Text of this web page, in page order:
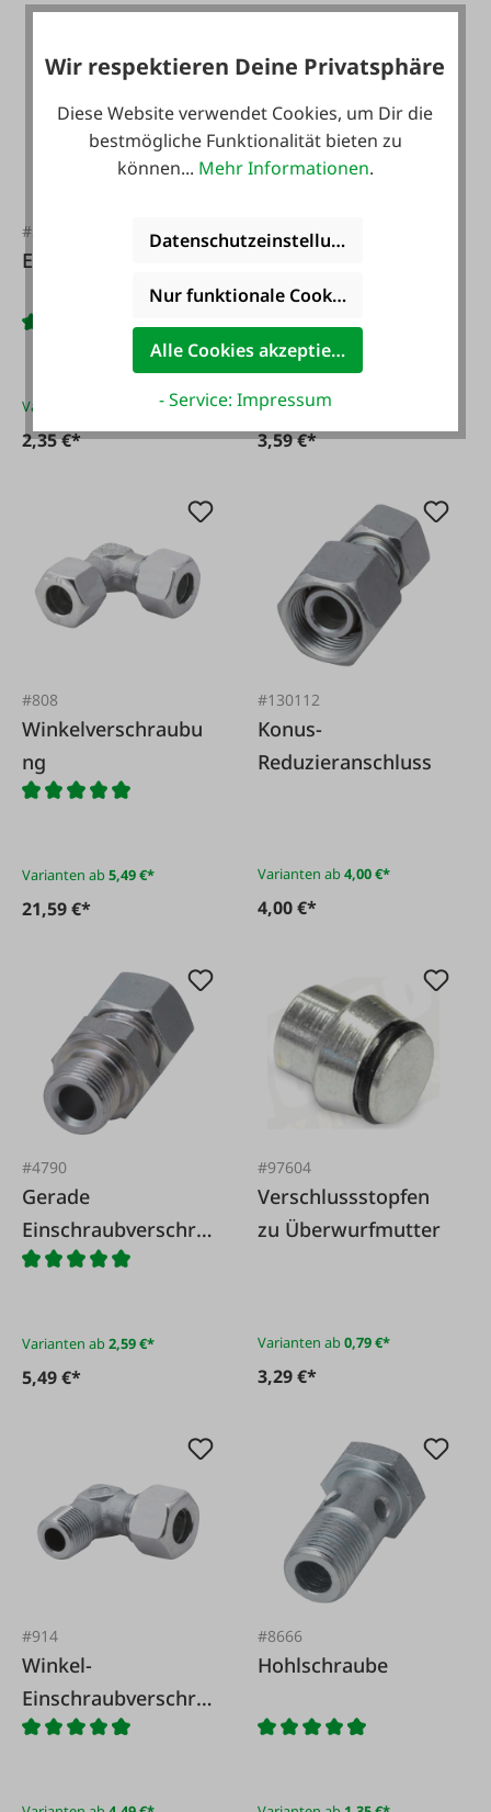
#28626
Einfachrohrschelle
Varianten ab
2,35 €*
#24252
Varianten ab
3,59 €*
#808
Winkelverschraubu
ng
Varianten ab5,49 €*
21,59 €*
#130112
Konus-
Reduzieranschluss
Varianten ab4,00 €*
4,00 €*
#4790
Gerade
Einschraubverschra
ubung, metrisches
Varianten ab2,59 €*
5,49 €*
#97604
Verschlussstopfen
zu Überwurfmutter
Varianten ab0,79 €*
3,29 €*
#914
Winkel-
Einschraubverschra
ubung, Withworth-
#8666
Hohlschraube
Wir respektieren Deine Privatsphäre
Diese Website verwendet Cookies, um Dir die
bestmögliche Funktionalität bieten zu
können... Mehr Informationen.
Datenschutzeinstellungen
Nur funktionale Cookies akzeptieren
Alle Cookies akzeptieren
- Service: Impressum